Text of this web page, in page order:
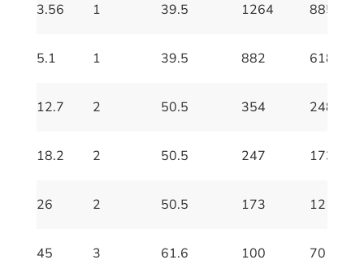
3.56 1 39.5 1264 885
5.1 1 39.5 882 618
12.7 2 50.5 354 248
18.2 2 50.5 247 173
26 2 50.5 173 121
45 3 61.6 100 70